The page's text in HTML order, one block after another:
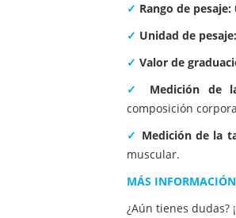
✓ Rango de pesaje:
✓ Unidad de pesaje:
✓ Valor de
✓
Medición de
composición
✓ Medición de la
muscular.
MÁS INFORMACIÓN
¿Aún tienes